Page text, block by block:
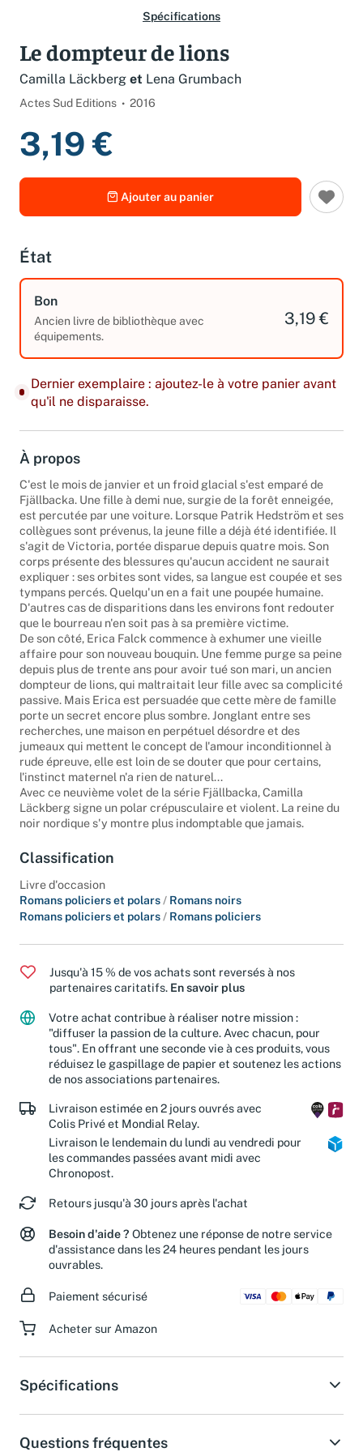
Le dompteur de lions
Camilla Läckberg
3,19 €
Ajouter au panier
État
Ancien livre de bibliothèque avec
3,19 €
Dernier exemplaire : ajoutez-le à votre panier avant
qu'il ne disparaisse.
À propos
C'est le mois de janvier et un froid glacial s'est emparé de
Fjällbacka. Une fille à demi nue, surgie de la forêt enneigée,
est percutée par une voiture. Lorsque Patrik Hedström et ses
collègues sont prévenus, la jeune fille a déjà été identifiée. Il
s'agit de Victoria, portée disparue depuis quatre mois. Son
corps présente des blessures qu'aucun accident ne saurait
expliquer : ses orbites sont vides, sa langue est coupée et ses
tympans percés. Quelqu'un en a fait une poupée humaine.
D'autres cas de disparitions dans les environs font redouter
que le bourreau n'en soit pas à sa première victime.
De son côté, Erica Falck commence à exhumer une vieille
affaire pour son nouveau bouquin. Une femme purge sa peine
depuis plus de trente ans pour avoir tué son mari, un ancien
dompteur de lions, qui maltraitait leur fille avec sa complicité
passive. Mais Erica est persuadée que cette mère de famille
porte un secret encore plus sombre. Jonglant entre ses
recherches, une maison en perpétuel désordre et des
jumeaux qui mettent le concept de l'amour inconditionnel à
rude épreuve, elle est loin de se douter que pour certains,
l'instinct maternel n'a rien de naturel...
Avec ce neuvième volet de la série Fjällbacka, Camilla
Läckberg signe un polar crépusculaire et violent. La reine du
noir nordique s'y montre plus indomptable que jamais.
Classification
Livre d'occasion
Romans policiers et polars / Romans noirs
Jusqu'à 15 % de vos achats sont reversés à nos
partenaires caritatifs.
En savoir plus
Votre achat contribue à réaliser notre mission :
"diffuser la passion de la culture. Avec chacun, pour
tous". En offrant une seconde vie à ces produits, vous
réduisez le gaspillage de papier et soutenez les actions
de nos associations partenaires.
Livraison estimée en 2 jours ouvrés avec
Colis Privé et Mondial Relay.
Livraison le lendemain du lundi au vendredi pour
les commandes passées avant midi avec
Retours jusqu'à 30 jours après l'achat
Besoin d'aide ?Obtenez une réponse de notre service
d'assistance dans les 24 heures pendant les jours
Spécifications